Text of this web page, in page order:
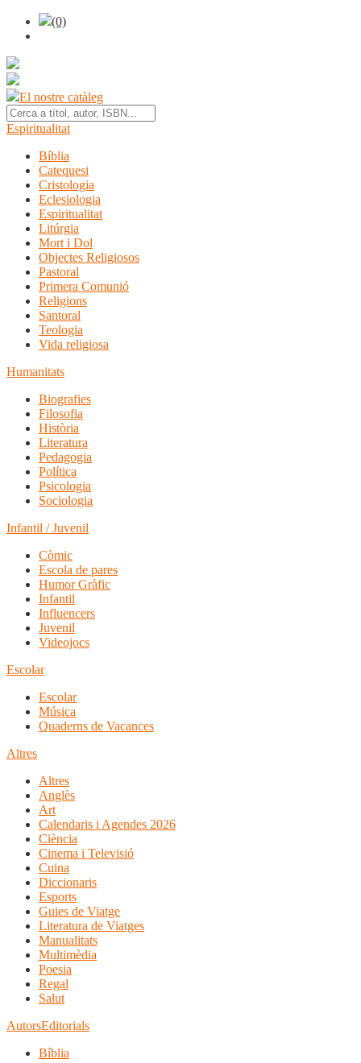
(0)
El nostre catàleg
Espiritualitat
Bíblia
Catequesi
Cristologia
Eclesiologia
Espiritualitat
Litúrgia
Mort i Dol
Objectes Religiosos
Pastoral
Primera Comunió
Religions
Santoral
Teologia
Vida religiosa
Humanitats
Biografies
Filosofia
Història
Literatura
Pedagogia
Política
Psicologia
Sociologia
Infantil / Juvenil
Còmic
Escola de pares
Humor Gràfic
Infantil
Influencers
Juvenil
Videojocs
Escolar
Escolar
Música
Quaderns de Vacances
Altres
Altres
Anglès
Art
Calendaris i Agendes 2026
Ciència
Cinema i Televisió
Cuina
Diccionaris
Esports
Guies de Viatge
Literatura de Viatges
Manualitats
Multimèdia
Poesia
Regal
Salut
AutorsEditorials
Bíblia